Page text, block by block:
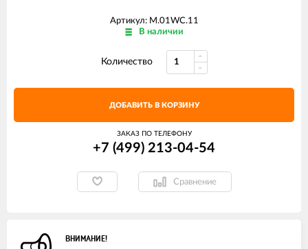
Артикул: M.01WC.11
В наличии
Количество
ДОБАВИТЬ В КОРЗИНУ
ЗАКАЗ ПО ТЕЛЕФОНУ
+7 (499) 213-04-54​
Сравнение
ВНИМАНИЕ!